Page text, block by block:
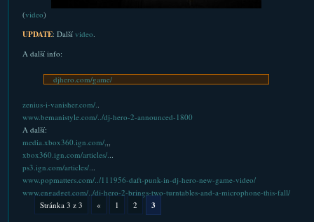
(video)
UPDATE: Další video.
A další info:
djhero.com/game/
zenius-i-vanisher.com/..
www.bemanistyle.com/../dj-hero-2-announced-1800
A další:
media.xbox360.ign.com/,,,
xbox360.ign.com/articles/...
ps3.ign.com/articles/...
www.popmatters.com/../111956-daft-punk-in-dj-hero-new-game-video/
www.engadget.com/../dj-hero-2-brings-two-turntables-and-a-microphone-this-fall/
Stránka 3 z 3
« 1 2 3